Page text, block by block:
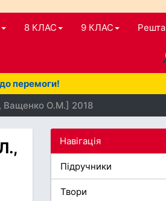
8 КЛАС 9 КЛАС Решта
перемоги!
Ващенко О.М.] 2018
Навігація
Підручники
Твори